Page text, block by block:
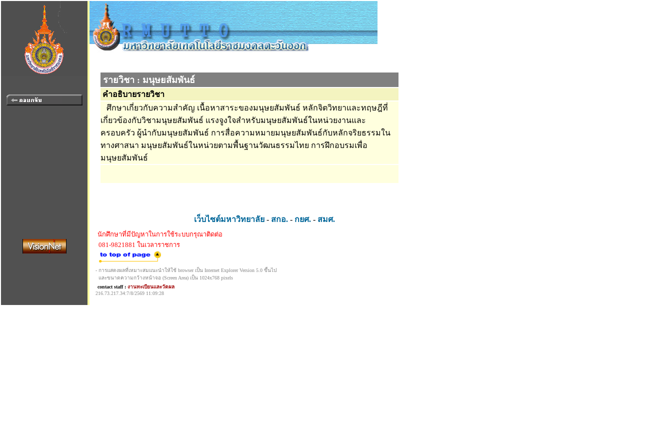
รายวิชา : มนุษยสัมพันธ์
คำอธิบายรายวิชา
ศึกษาเกี่ยวกับความสำคัญ เนื้อหาสาระของมนุษยสัมพันธ์ หลักจิตวิทยาและทฤษฎีที่
เกี่ยวข้องกับวิชามนุษยสัมพันธ์ แรงจูงใจสำหรับมนุษยสัมพันธ์ในหน่วยงานและ
ครอบครัว ผู้นำกับมนุษยสัมพันธ์ การสื่อความหมายมนุษยสัมพันธ์กับหลักจริยธรรมใน
ทางศาสนา มนุษยสัมพันธ์ในหน่วยตามพื้นฐานวัฒนธรรมไทย การฝึกอบรมเพื่อ
มนุษยสัมพันธ์
เว็บไซต์มหาวิทยาลัย - สกอ. - กยศ. - สมศ.
นักศึกษาที่มีปัญหาในการใช้ระบบกรุณาติดต่อ
081-9821881 ในเวลาราชการ
- การแสดงผลที่เหมาะสมแนะนำให้ใช้ browser เป็น Internet Explorer Version 5.0 ขึ้นไป
และขนาดความกว้างหน้าจอ (Screen Area) เป็น 1024x768 pixels
contact staff : งานทะเบียนและวัดผล
216.73.217.34:7/8/2569 11:09:28